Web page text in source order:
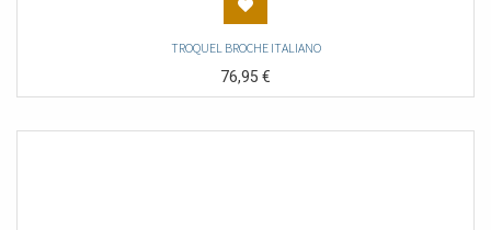
TROQUEL BROCHE ITALIANO
76,95€